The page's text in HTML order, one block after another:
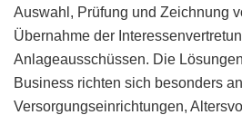
Auswahl, Prüfung und Zeichnung
Übernahme der
Anlageausschüssen. Die
Business richten sich besonders
Versorgungseinrichtungen,